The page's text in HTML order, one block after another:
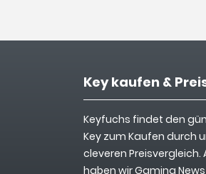
Key kaufen &
Keyfuchs findet den
Key zum Kaufen durch
cleveren Preisvergleich.
haben wir Gaming